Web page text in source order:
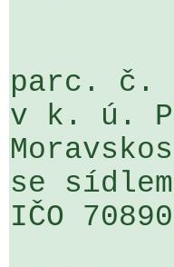
parc. č.
v k. ú.
se
IČO